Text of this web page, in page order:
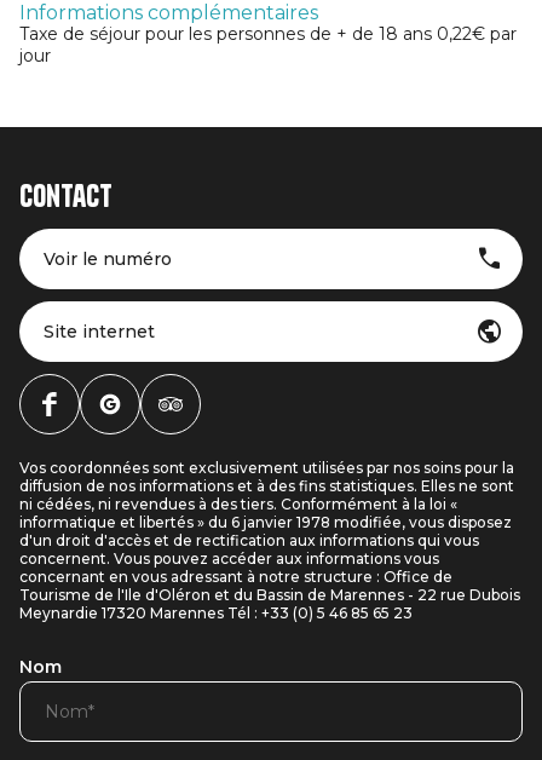
Informations complémentaires
Taxe de séjour pour les personnes de + de 18 ans 0,22€ par
jour
Contact
Voir le numéro
Site internet
Vos coordonnées sont exclusivement utilisées par nos soins pour la
diffusion de nos informations et à des fins statistiques. Elles ne sont
ni cédées, ni revendues à des tiers. Conformément à la loi «
informatique et libertés » du 6 janvier 1978 modifiée, vous disposez
d'un droit d'accès et de rectification aux informations qui vous
concernent. Vous pouvez accéder aux informations vous
concernant en vous adressant à notre structure : Office de
Tourisme de l'Ile d'Oléron et du Bassin de Marennes - 22 rue Dubois
Meynardie 17320 Marennes Tél : +33 (0) 5 46 85 65 23
Nom